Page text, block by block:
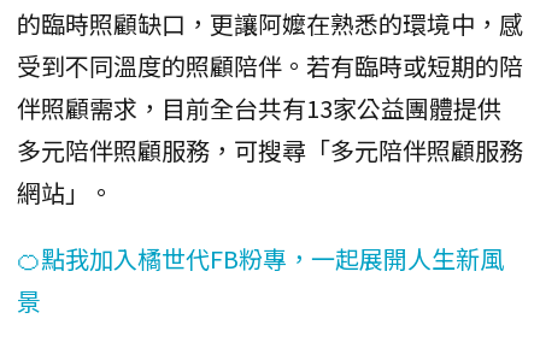
的臨時照顧缺口，更讓阿嬤在熟悉的環境中，感
受到不同溫度的照顧陪伴。若有臨時或短期的陪
伴照顧需求，目前全台共有13家公益團體提供
多元陪伴照顧服務，可搜尋「多元陪伴照顧服務
網站」。
🍊點我加入橘世代FB粉專，一起展開人生新風
景